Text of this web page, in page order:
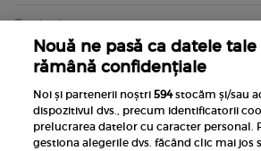
Contact
Nouă ne pasă ca datele tale
rămână confidențiale
Noi și partenerii noștri594stocăm și/sau
dispozitivul dvs., precum identificatorii
prelucrarea datelor cu caracter personal.
gestiona alegerile dvs. făcând clic mai jos